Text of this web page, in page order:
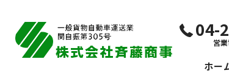
04-
営
ホー